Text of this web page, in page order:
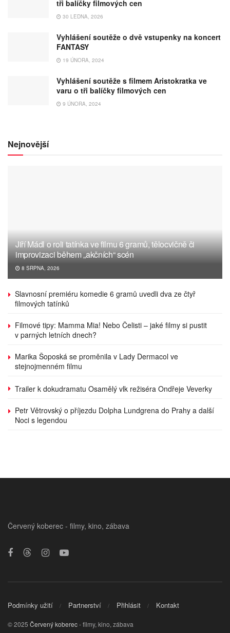
tři balíčky filmových cen
30 LEDNA, 2026
Vyhlášení soutěže o dvě vstupenky na koncert
FANTASY
19 ÚNORA, 2024
Vyhlášení soutěže s filmem Aristokratka ve
varu o tři balíčky filmových cen
9 ÚNORA, 2024
Nejnovější
Jiří Mádl o roli tatínka ve filmu 6 gramů, tělocvičně či
improvizaci během „akčních“ scén
8 SRPNA, 2026
Slavnosní premiéru komedie 6 gramů uvedli dva ze čtyř
filmových tatínků
Filmové tipy: Mamma Mia! Nebo Čelisti – jaké filmy si pustit
v parných letních dnech?
Marika Šoposká se proměnila v Lady Dermacol ve
stejnojmenném filmu
Trailer k dokudramatu Osamělý vlk režiséra Ondřeje Veverky
Petr Větrovský o příjezdu Dolpha Lundgrena do Prahy a další
Noci s legendou
Červený koberec - filmy, kino, zábava
Podmínky užití Partnerství Přihlásit Kontakt
© 2025 Červený koberec- filmy, kino, zábava